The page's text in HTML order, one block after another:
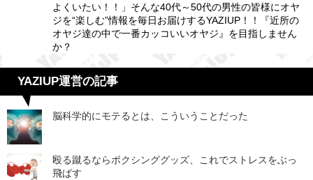
よくいたい！！」そんな40代～50代の男性の皆様にオヤ
ジを“楽しむ”情報を毎日お届けするYAZIUP！！『近所の
オヤジ達の中で一番カッコいいオヤジ』を目指しません
か？
YAZIUP運営の記事
脳科学的にモテるとは、こういうことだった
殴る蹴るならボクシンググッズ、これでストレスをぶっ
飛ばす